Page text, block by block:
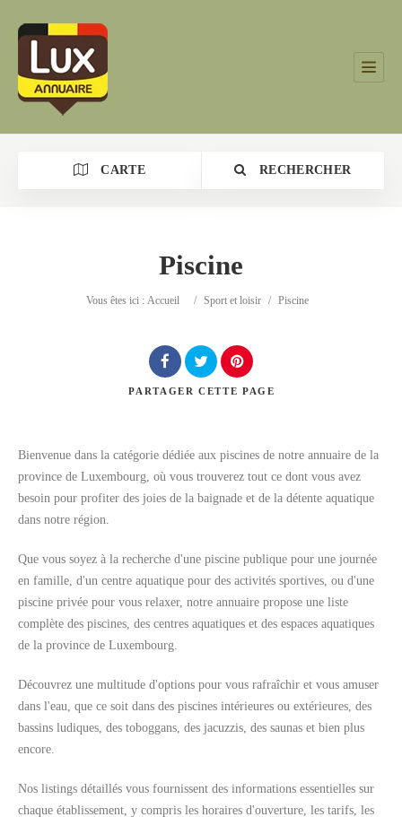
CARTE RECHERCHER
Catégorie
Rechercher
Piscine
Vous êtes ici : Accueil / Sport et loisir / Piscine
PARTAGER CETTE PAGE
Bienvenue dans la catégorie dédiée aux piscines de notre annuaire de la
province de Luxembourg, où vous trouverez tout ce dont vous avez
besoin pour profiter des joies de la baignade et de la détente aquatique
dans notre région.
Que vous soyez à la recherche d'une piscine publique pour une journée
en famille, d'un centre aquatique pour des activités sportives, ou d'une
piscine privée pour vous relaxer, notre annuaire propose une liste
complète des piscines, des centres aquatiques et des espaces aquatiques
de la province de Luxembourg.
Découvrez une multitude d'options pour vous rafraîchir et vous amuser
dans l'eau, que ce soit dans des piscines intérieures ou extérieures, des
bassins ludiques, des toboggans, des jacuzzis, des saunas et bien plus
encore.
Nos listings détaillés vous fournissent des informations essentielles sur
chaque établissement, y compris les horaires d'ouverture, les tarifs, les